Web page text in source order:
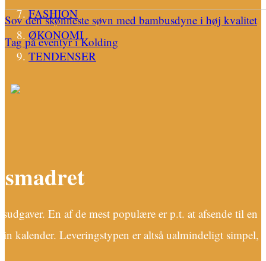
Sov den skønneste søvn med bambusdyne i høj kvalitet
Tag på eventyr i Kolding
FASHION
ØKONOMI
TENDENSER
En af de mest populære er p.t. at afsende til en
kalender. Leveringstypen er altså ualmindeligt simpel,